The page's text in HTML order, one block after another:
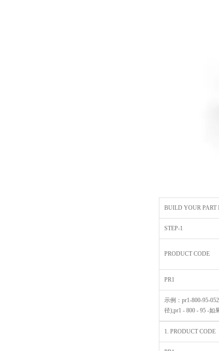
BUILD YOUR PART
STEP-1
PRODUCT CODE
PR1
示例：pr1-800-95-
径);pr1 - 800 - 95 -如
1. PRODUCT CODE